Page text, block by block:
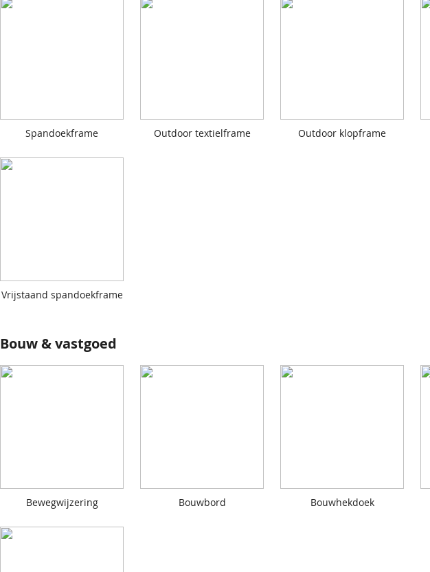
Spandoekframe Outdoor textielframe Outdoor klopframe
Vrijstaand spandoekframe
Bouw & vastgoed
Bewegwijzering Bouwbord Bouwhekdoek